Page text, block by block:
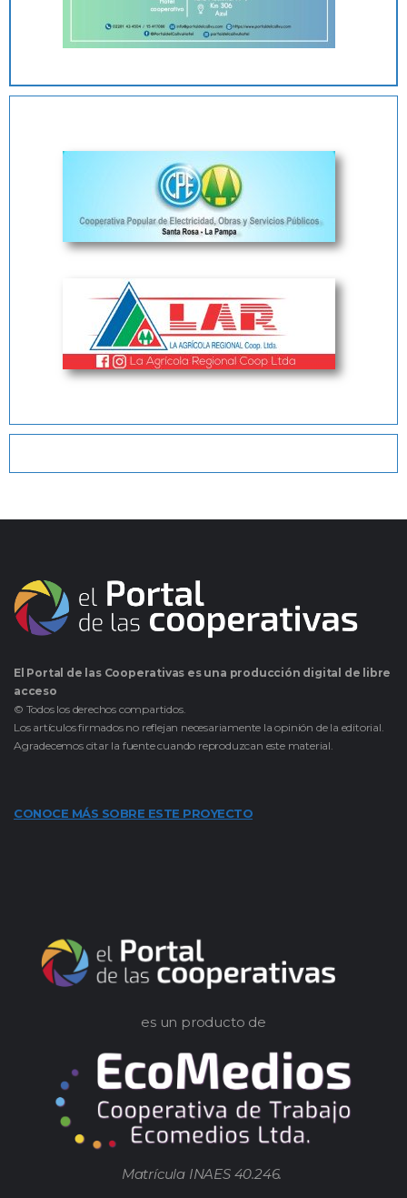
El Portal de las Cooperativas es una producción digital de libre
acceso
© Todos los derechos compartidos.
Los artículos firmados no reflejan necesariamente la opinión de la editorial.
Agradecemos citar la fuente cuando reproduzcan este material.
CONOCE MÁS SOBRE ESTE PROYECTO
es un producto de
Matrícula INAES 40.246.